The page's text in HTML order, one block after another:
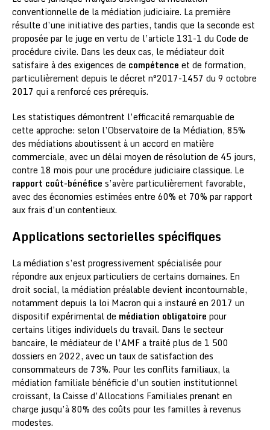
conventionnelle de la médiation judiciaire. La première
résulte d’une initiative des parties, tandis que la seconde est
proposée par le juge en vertu de l’article 131-1 du Code de
procédure civile. Dans les deux cas, le médiateur doit
satisfaire à des exigences de compétence et de formation,
particulièrement depuis le décret n°2017-1457 du 9 octobre
2017 qui a renforcé ces prérequis.
Les statistiques démontrent l’efficacité remarquable de
cette approche: selon l’Observatoire de la Médiation, 85%
des médiations aboutissent à un accord en matière
commerciale, avec un délai moyen de résolution de 45 jours,
contre 18 mois pour une procédure judiciaire classique. Le
rapport coût-bénéfice s’avère particulièrement favorable,
avec des économies estimées entre 60% et 70% par rapport
aux frais d’un contentieux.
Applications sectorielles spécifiques
La médiation s’est progressivement spécialisée pour
répondre aux enjeux particuliers de certains domaines. En
droit social, la médiation préalable devient incontournable,
notamment depuis la loi Macron qui a instauré en 2017 un
dispositif expérimental de médiation obligatoire pour
certains litiges individuels du travail. Dans le secteur
bancaire, le médiateur de l’AMF a traité plus de 1 500
dossiers en 2022, avec un taux de satisfaction des
consommateurs de 73%. Pour les conflits familiaux, la
médiation familiale bénéficie d’un soutien institutionnel
croissant, la Caisse d’Allocations Familiales prenant en
charge jusqu’à 80% des coûts pour les familles à revenus
modestes.